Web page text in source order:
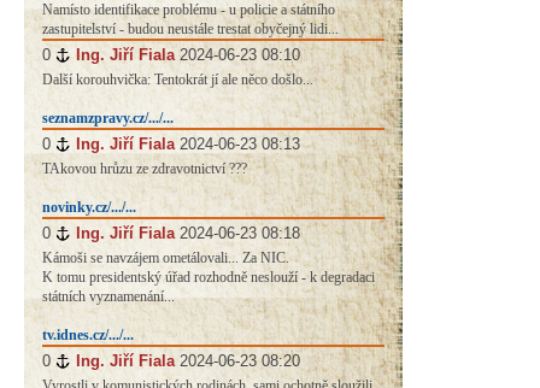
Namísto identifikace problému - u policie a státního
zastupitelství - budou neustále trestat obyčejný lidi...
0 # Ing. Jiří Fiala 2024-06-23 08:10
Další korouhvička: Tentokrát jí ale něco došlo...
seznamzpravy.cz/.../...
0 # Ing. Jiří Fiala 2024-06-23 08:13
TAkovou hrůzu ze zdravotnictví ???
novinky.cz/.../...
0 # Ing. Jiří Fiala 2024-06-23 08:18
Kámoši se navzájem ometálovali... Za NIC.
K tomu presidentský úřad rozhodně neslouží - k degradaci
státních vyznamenání...
tv.idnes.cz/.../...
0 # Ing. Jiří Fiala 2024-06-23 08:20